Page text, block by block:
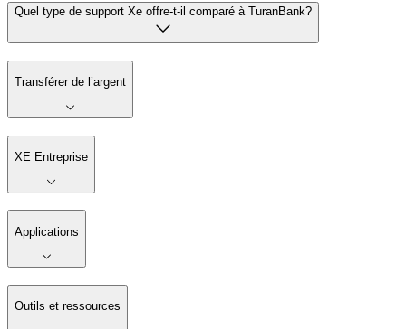
Quel type de support Xe offre-t-il comparé à TuranBank?
Transférer de l’argent
XE Entreprise
Applications
Outils et ressources